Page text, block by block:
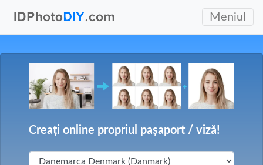
Meniul
Creați online propriul pașaport / viză!